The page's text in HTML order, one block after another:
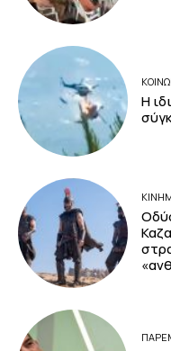
Η